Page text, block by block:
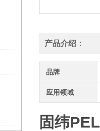
产品介绍：
品牌
应用领域
固纬